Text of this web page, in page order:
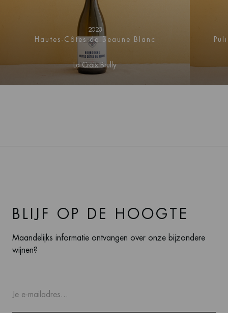
2023
Hautes-Côtes de Beaune Blanc
La Croix Brully
BLIJF OP DE HOOGTE
Maandelijks informatie ontvangen over onze bijzondere
wijnen?